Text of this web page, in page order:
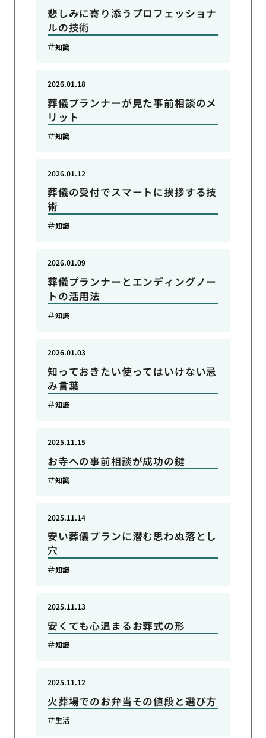
悲しみに寄り添うプロフェッショナ
ルの技術
知識
葬儀プランナーが見た事前相談のメ
リット
2026.01.18
知識
葬儀の受付でスマートに挨拶する技
術
2026.01.12
知識
葬儀プランナーとエンディングノー
トの活用法
2026.01.09
知識
知っておきたい使ってはいけない忌
み言葉
2026.01.03
知識
お寺への事前相談が成功の鍵
2025.11.15
知識
安い葬儀プランに潜む思わぬ落とし
穴
2025.11.14
知識
安くても心温まるお葬式の形
2025.11.13
知識
火葬場でのお弁当その値段と選び方
2025.11.12
生活